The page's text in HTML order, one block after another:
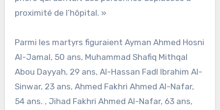
proximité de l’hôpital. »
Parmi les martyrs figuraient Ayman Ahmed Hosni
Al-Jamal, 50 ans, Muhammad Shafiq Mithqal
Abou Dayyah, 29 ans, Al-Hassan Fadl Ibrahim Al-
Sinwar, 23 ans, Ahmed Fakhri Ahmed Al-Nafar,
54 ans. , Jihad Fakhri Ahmed Al-Nafar, 63 ans,